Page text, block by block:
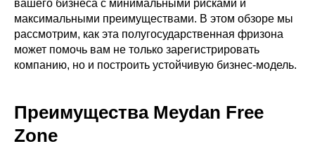
вашего бизнеса с минимальными рисками и
максимальными преимуществами. В этом обзоре мы
рассмотрим, как эта полугосударственная фризона
может помочь вам не только зарегистрировать
компанию, но и построить устойчивую бизнес-модель.
Преимущества Meydan Free
Zone